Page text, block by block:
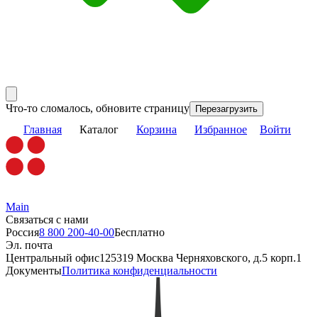
Что-то сломалось, обновите страницу Перезагрузить
Главная Каталог Корзина Избранное Войти
Main
Связаться с нами
Россия8 800 200-40-00Бесплатно
Эл. почта
Центральный офис125319 Москва Черняховского, д.5 корп.1
ДокументыПолитика конфиденциальности